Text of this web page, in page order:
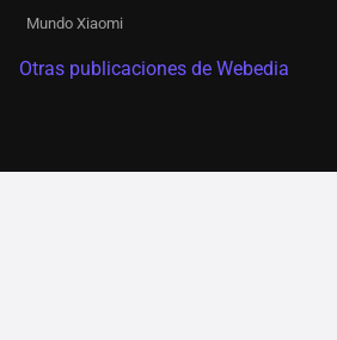
Mundo Xiaomi
Otras publicaciones de Webedia